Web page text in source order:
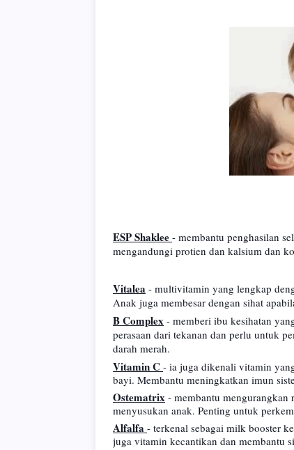
ESP Shaklee - membantu penghasilan
mengandungi protien dan kalsium dan
Vitalea - multivitamin yang lengkap
Anak juga membesar dengan sihat
B Complex - memberi ibu kesihatan
perasaan dari tekanan dan perlu untuk
darah merah.
Vitamin C - ia juga dikenali vitamin
bayi. Membantu meningkatkan imun
Ostematrix - membantu
menyusukan anak. Penting untuk
Alfalfa - terkenal sebagai milk booster
juga vitamin kecantikan dan membantu